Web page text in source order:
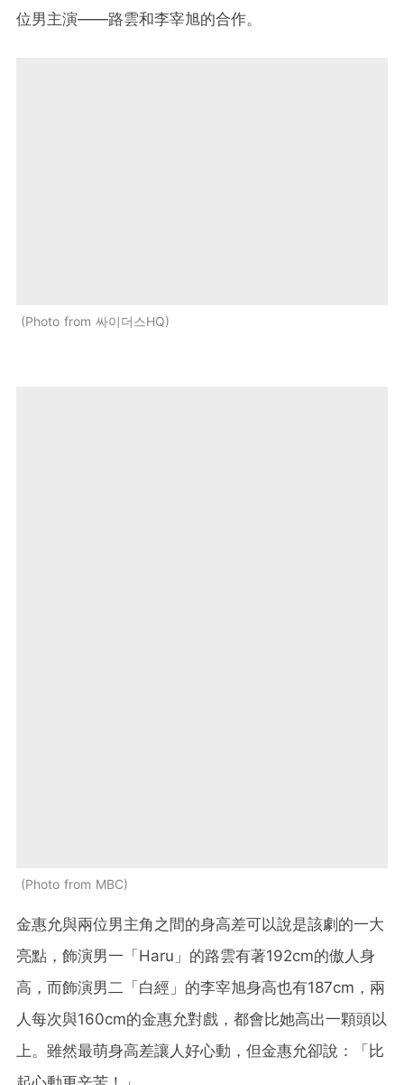
位男主演——路雲和李宰旭的合作。
Photo from 싸이더스HQ
Photo from MBC
金惠允與兩位男主角之間的身高差可以說是該劇的一大
亮點，飾演男一「Haru」的路雲有著192cm的傲人身
高，而飾演男二「白經」的李宰旭身高也有187cm，兩
人每次與160cm的金惠允對戲，都會比她高出一顆頭以
上。雖然最萌身高差讓人好心動，但金惠允卻說：「比